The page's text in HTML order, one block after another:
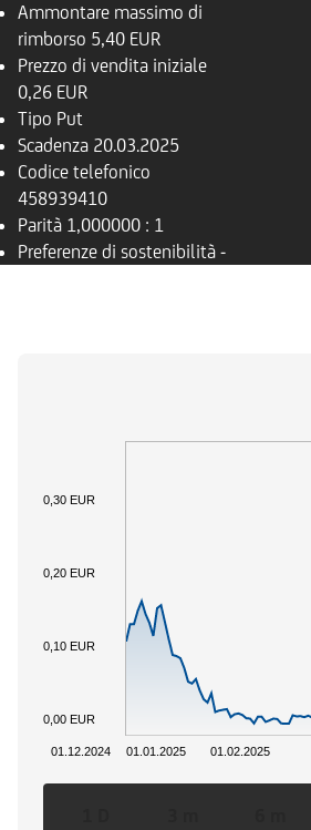
Ammontare massimo di
rimborso 5,40 EUR
Prezzo di vendita iniziale
0,26 EUR
Tipo Put
Scadenza 20.03.2025
Codice telefonico
458939410
Parità 1,000000 : 1
Preferenze di sostenibilità -
01.01.2025 01.02.2025
01.12.2024
0,00 EUR
0,10 EUR
0,20 EUR
0,30 EUR